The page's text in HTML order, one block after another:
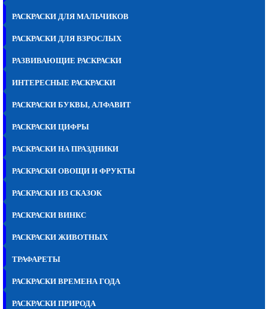
РАСКРАСКИ ДЛЯ МАЛЬЧИКОВ
РАСКРАСКИ ДЛЯ ВЗРОСЛЫХ
РАЗВИВАЮЩИЕ РАСКРАСКИ
ИНТЕРЕСНЫЕ РАСКРАСКИ
РАСКРАСКИ БУКВЫ, АЛФАВИТ
РАСКРАСКИ ЦИФРЫ
РАСКРАСКИ НА ПРАЗДНИКИ
РАСКРАСКИ ОВОЩИ И ФРУКТЫ
РАСКРАСКИ ИЗ СКАЗОК
РАСКРАСКИ ВИНКС
РАСКРАСКИ ЖИВОТНЫХ
ТРАФАРЕТЫ
РАСКРАСКИ ВРЕМЕНА ГОДА
РАСКРАСКИ ПРИРОДА